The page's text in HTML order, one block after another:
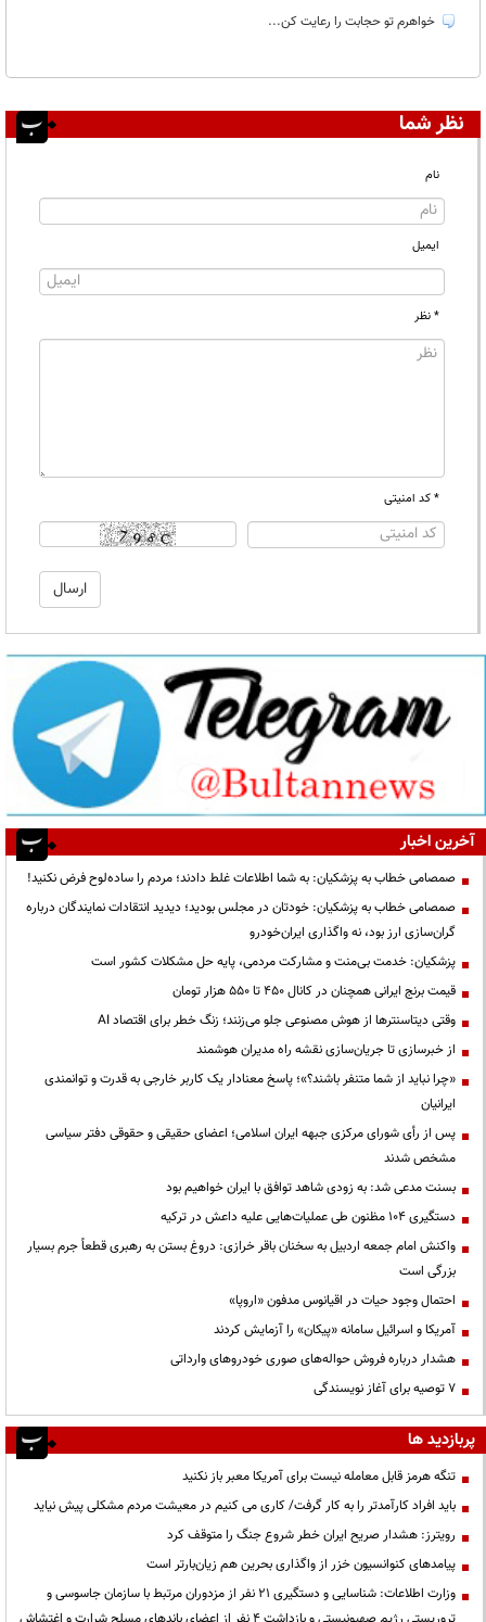
خواهرم تو حجابت را رعایت کن...
نظر شما
نام
ایمیل
* نظر
* کد امنیتی
آخرین اخبار
صمصامی خطاب به پزشکیان: به شما اطلاعات غلط دادند؛ مردم را ساده‌لوح فرض نکنید!
صمصامی خطاب به پزشکیان: خودتان در مجلس بودید؛ دیدید انتقادات نمایندگان درباره
گران‌سازی ارز بود، نه واگذاری ایران‌خودرو
پزشکیان: خدمت بی‌منت و مشارکت مردمی، پایه حل مشکلات کشور است
قیمت‌ برنج ایرانی همچنان در کانال ۴۵۰ تا ۵۵۰ هزار تومان
وقتی دیتاسنترها از هوش مصنوعی جلو می‌زنند؛ زنگ خطر برای اقتصاد AI
از خبرسازی تا جریان‌سازی نقشه راه مدیران هوشمند
«چرا نباید از شما متنفر باشند؟»؛ پاسخ معنادار یک کاربر خارجی به قدرت و توانمندی
ایرانیان
پس از رأی شورای مرکزی جبهه ایران اسلامی؛ اعضای حقیقی و حقوقی دفتر سیاسی
مشخص شدند
بسنت مدعی شد: به زودی شاهد توافق با ایران خواهیم بود
دستگیری ۱۰۴ مظنون طی عملیات‌هایی علیه داعش در ترکیه
واکنش امام جمعه اردبیل به سخنان باقر خرازی: دروغ بستن به رهبری قطعاً جرم بسیار
بزرگی است
احتمال وجود حیات در اقیانوس مدفون «اروپا»
آمریکا و اسرائیل سامانه «پیکان» را آزمایش کردند
هشدار درباره فروش حواله‌های صوری خودروهای وارداتی
۷ توصیه برای آغاز نویسندگی
پربازدید ها
تنگه هرمز قابل معامله نیست برای آمریکا معبر باز نکنید
باید افراد کارآمدتر را به کار گرفت/ کاری می کنیم در معیشت مردم مشکلی پیش نیاید
رویترز: هشدار صریح ایران خطر شروع جنگ را متوقف کرد
پیامدهای کنوانسیون خزر از واگذاری بحرین هم زیان‌بارتر است
وزارت اطلاعات: شناسایی و دستگیری ۲۱ نفر از مزدوران مرتبط با سازمان جاسوسی و